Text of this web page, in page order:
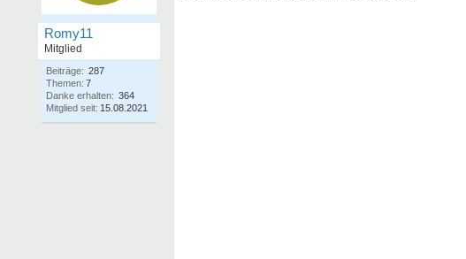
Romy11
Mitglied
Beiträge: 287
Themen: 7
Danke erhalten: 364
Mitglied seit: 15.08.2021